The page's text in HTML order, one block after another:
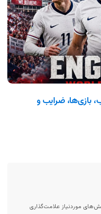
جهانی ۲۰۲۶: ترکیب، بازی‌ها، ضرایب و
موردنیاز علامت‌گذاری